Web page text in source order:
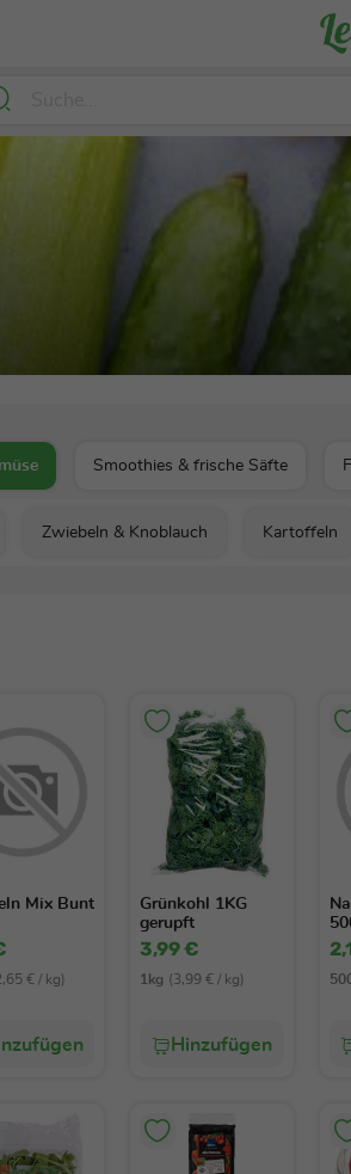
Smoothies & frische Säfte
Zwiebeln & Knoblauch Kartoffeln
Mix Bunt
€ / kg)
Grünkohl 1KG
gerupft
3,99 €
1kg (3,99 € / kg)
Hinzufügen